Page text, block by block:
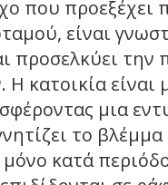
που προεξέχει
είναι
προσελκύει
κατοικία είναι
μια
το
μόνο κατά